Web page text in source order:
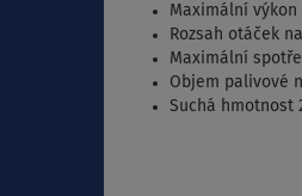
Maximální výkon
Rozsah otáček
Maximální
Objem palivové
Suchá hmotnost